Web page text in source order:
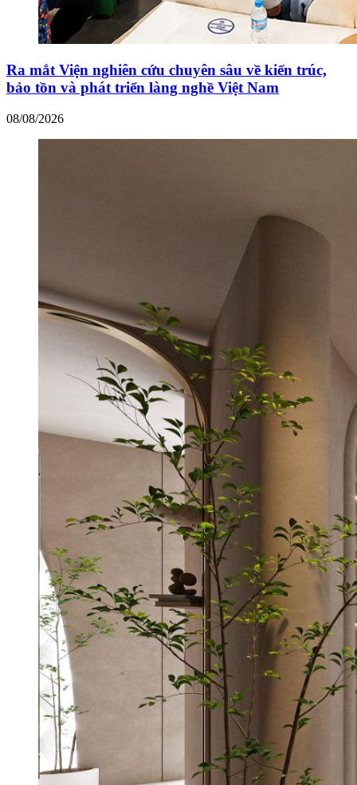
Ra mắt Viện nghiên cứu chuyên sâu về kiến trúc,
bảo tồn và phát triển làng nghề Việt Nam
08/08/2026